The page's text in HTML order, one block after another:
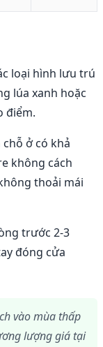
loại hình lưu trú
lúa xanh hoặc
điểm.
chỗ ở có khả
không cách
thoải mái
trước 2-3
đóng cửa
vào mùa thấp
lượng giá tại